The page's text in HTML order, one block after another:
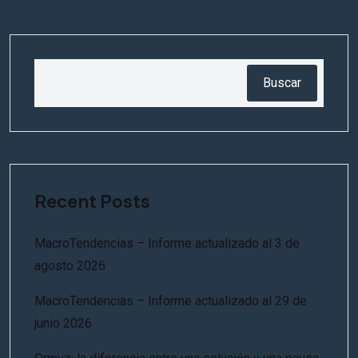
Buscar
Recent Posts
MacroTendencias – Informe actualizado al 3 de
agosto 2026
MacroTendencias – Informe actualizado al 29 de
junio 2026